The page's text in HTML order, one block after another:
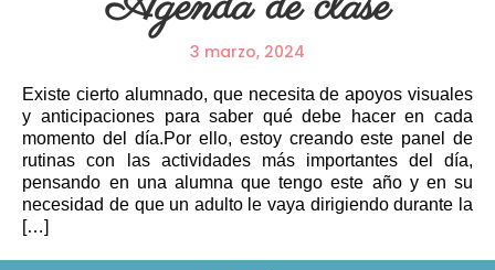
3 marzo, 2024
Existe cierto alumnado, que necesita de apoyos visuales
y anticipaciones para saber qué debe hacer en cada
momento del día.Por ello, estoy creando este panel de
rutinas con las actividades más importantes del día,
pensando en una alumna que tengo este año y en su
necesidad de que un adulto le vaya dirigiendo durante la
[…]